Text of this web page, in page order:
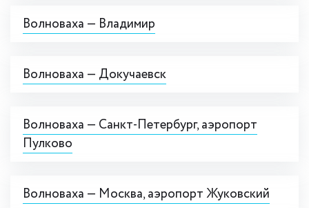
Волноваха — Владимир
Волноваха — Докучаевск
Волноваха — Cанкт-Петербург, аэропорт
Пулково
Волноваха — Москва, аэропорт Жуковский